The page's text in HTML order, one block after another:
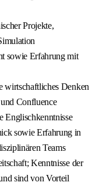
Projekte,
sowie Erfahrung mit
wirtschaftliches Denken
Confluence
Englischkenntnisse
sowie Erfahrung in
Teams
Kenntnisse der
sind von Vorteil